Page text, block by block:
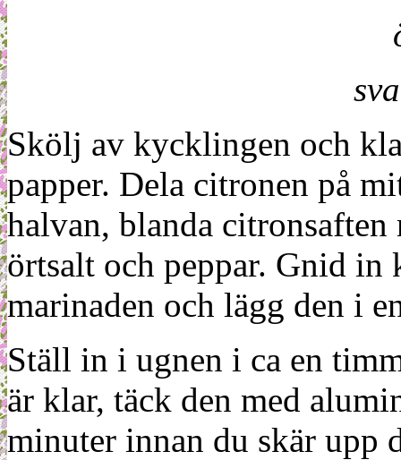
Skölj av kycklingen och
papper. Dela citronen på
halvan, blanda
örtsalt och peppar. Gnid
marinaden och lägg den i
Ställ in i ugnen i ca en
är klar, täck den med
minuter innan du skär upp